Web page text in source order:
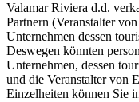
Valamar Riviera d.d.
Partnern (Veranstalter
Unternehmen dessen
Deswegen könnten
Unternehmen, dessen
und die Veranstalter von
Einzelheiten können Sie